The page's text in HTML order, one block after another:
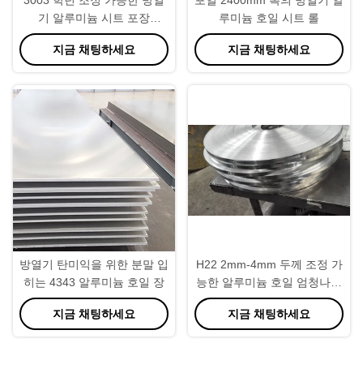
기 알루미늄 시트 포장
1700mm OD.
지금 채팅하세요
루미늄 호일 시트 롤
지금 채팅하세요
방열기 탄미익을 위한 분말 입
히는 4343 알루미늄 호일 장
지금 채팅하세요
H22 2mm-4mm 두께 조정 가
능한 알루미늄 호일 엄청나게
큰 목록
지금 채팅하세요